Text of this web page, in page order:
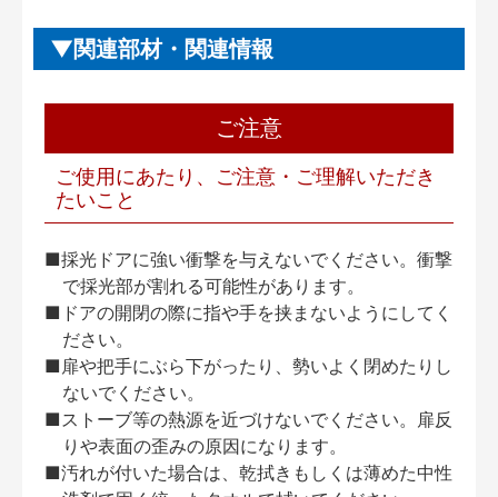
関連部材・関連情報
ご注意
ご使用にあたり、ご注意・ご理解いただき
たいこと
■採光ドアに強い衝撃を与えないでください。衝撃
で採光部が割れる可能性があります。
■ドアの開閉の際に指や手を挟まないようにしてく
ださい。
■扉や把手にぶら下がったり、勢いよく閉めたりし
ないでください。
■ストーブ等の熱源を近づけないでください。扉反
りや表面の歪みの原因になります。
■汚れが付いた場合は、乾拭きもしくは薄めた中性